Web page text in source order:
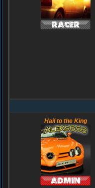
Hail to the King